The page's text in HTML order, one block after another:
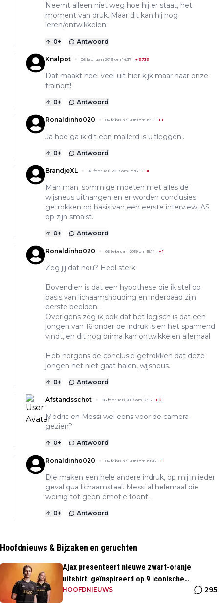
Neemt alleen niet weg hoe hij er staat, het
moment van druk. Maar dit kan hij nog
leren/ontwikkelen.
0+ Antwoord
Knalpot 06 februari 2019 om 14:37 + 3733
Dat maakt heel veel uit hier kijk maar naar onze
trainert!
0+ Antwoord
Ronaldinho020 06 februari 2019 om 15:15 +1
Ja hoe ga ik dit een mallerd is uitleggen..
0+ Antwoord
BrandjeXL 06 februari 2019 om 13:36 + 81
Man man. sommige moeten met alles de
wijsneus uithangen en er worden conclusies
getrokken op basis van een eerste interview. AS
op zijn smalst.
0+ Antwoord
Ronaldinho020 06 februari 2019 om 15:14 +1
Zeg jij dat nou? Heel sterk
Bovendien is dat een hypothese die ik stel op
basis van lichaamshouding en inderdaad zijn
eerste beelden.
Overigens zeg ik ook dat het logisch is dat een
jongen van 16 onder de indruk is en het spannend
vindt, en dit nog prima kan ontwikkelen allemaal.
Heb nergens de conclusie getrokken dat deze
jongen het niet gaat halen, wijsneus.
0+ Antwoord
Afstandsschot 06 februari 2019 om 16:15 + 2
Modric en Messi wel eens voor de camera
gezien?
0+ Antwoord
Ronaldinho020 06 februari 2019 om 19:26 +1
Die maken een hele andere indruk, op mij in ieder
geval qua lichaamstaal. Messi al helemaal die
weinig tot geen emotie toont.
0+ Antwoord
Hoofdnieuws & Bijzaken en geruchten
Ajax presenteert nieuwe zwart-oranje
uitshirt: geïnspireerd op 9 iconische
momenten uit clubhistorie
HOOFDNIEUWS 295